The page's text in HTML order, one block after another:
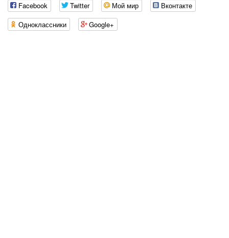
Facebook Twitter Мой мир
Вконтакте
Одноклассники
Google+